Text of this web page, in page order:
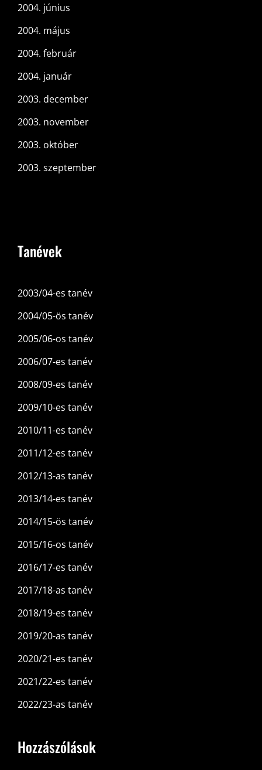
2004. június
2004. május
2004. február
2004. január
2003. december
2003. november
2003. október
2003. szeptember
Tanévek
2003/04-es tanév
2004/05-ös tanév
2005/06-os tanév
2006/07-es tanév
2008/09-es tanév
2009/10-es tanév
2010/11-es tanév
2011/12-es tanév
2012/13-as tanév
2013/14-es tanév
2014/15-ös tanév
2015/16-os tanév
2016/17-es tanév
2017/18-as tanév
2018/19-es tanév
2019/20-as tanév
2020/21-es tanév
2021/22-es tanév
2022/23-as tanév
Hozzászólások